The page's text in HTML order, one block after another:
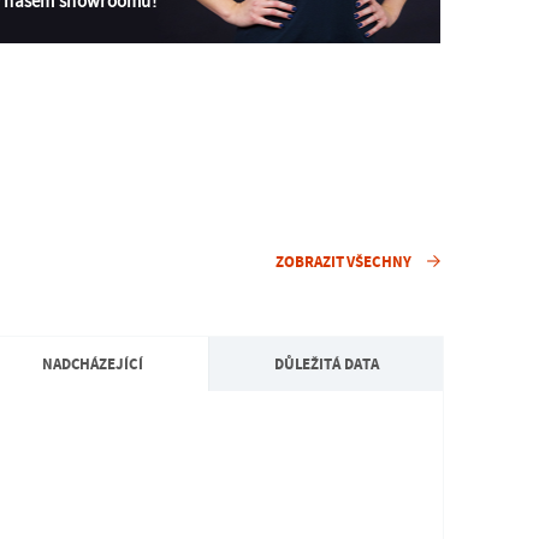
ZOBRAZIT VŠECHNY
NADCHÁZEJÍCÍ DŮLEŽITÁ DATA